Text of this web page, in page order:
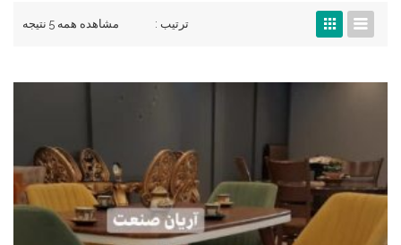
مشاهده همه 5 نتیجه ترتیب :